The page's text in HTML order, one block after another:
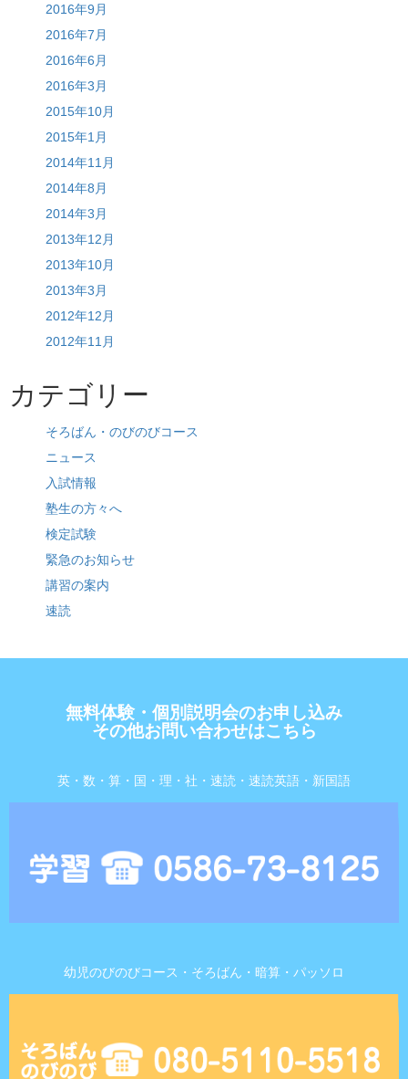
2016年9月
2016年7月
2016年6月
2016年3月
2015年10月
2015年1月
2014年11月
2014年8月
2014年3月
2013年12月
2013年10月
2013年3月
2012年12月
2012年11月
カテゴリー
そろばん・のびのびコース
ニュース
入試情報
塾生の方々へ
検定試験
緊急のお知らせ
講習の案内
速読
無料体験・個別説明会のお申し込み
その他お問い合わせはこちら
英・数・算・国・理・社・速読・速読英語・新国語
幼児のびのびコース・そろばん・暗算・パッソロ